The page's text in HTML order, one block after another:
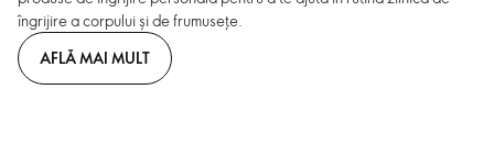
îngrijire a corpului și de frumusețe.
AFLĂ MAI MULT